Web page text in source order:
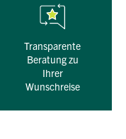
transparente
Beratung zu
Ihrer
Wunschreise